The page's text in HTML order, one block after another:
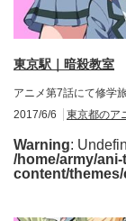
東京駅｜暗殺教室
アニメ第7話にて修学
2017/6/6
東京都のア
Warning:
/home/army/
content/